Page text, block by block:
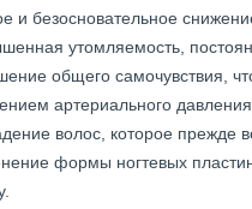
и безосновательное
утомляемость,
общего самочувствия,
артериального давления.
волос, которое прежде
формы ногтевых